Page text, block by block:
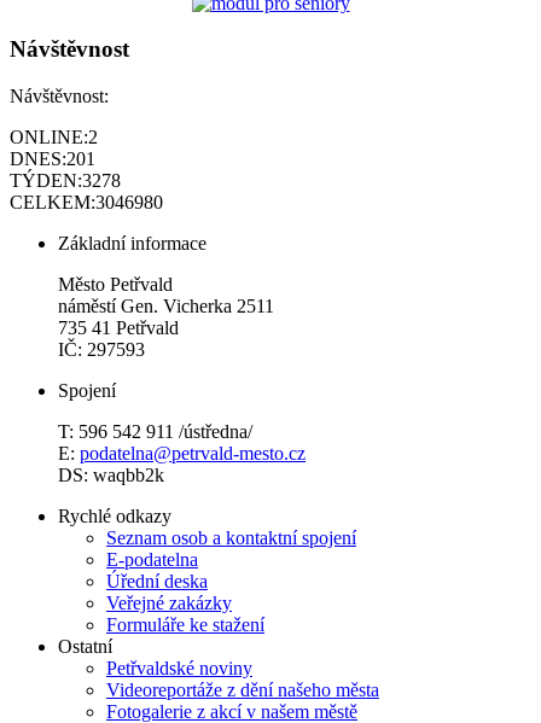
Návštěvnost
Návštěvnost:
ONLINE:2
DNES:201
TÝDEN:3278
CELKEM:3046980
Základní informace
Město Petřvald
náměstí Gen. Vicherka 2511
735 41 Petřvald
IČ: 297593
Spojení
T: 596 542 911 /ústředna/
E: podatelna@petrvald-mesto.cz
DS: waqbb2k
Rychlé odkazy
Seznam osob a kontaktní spojení
E-podatelna
Úřední deska
Veřejné zakázky
Formuláře ke stažení
Ostatní
Petřvaldské noviny
Videoreportáže z dění našeho města
Fotogalerie z akcí v našem městě